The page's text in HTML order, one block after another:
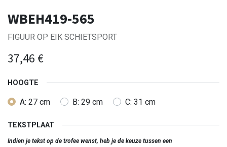
WBEH419-565
FIGUUR OP EIK SCHIETSPORT
37,46 €
HOOGTE
A: 27 cm B: 29 cm C: 31 cm
TEKSTPLAAT
Indien je tekst op de trofee wenst, heb je de keuze tussen een